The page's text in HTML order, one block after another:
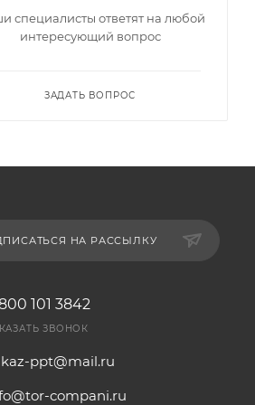
специалисты ответят на любой
интересующий вопрос
ЗАДАТЬ ВОПРОС
НА РАССЫЛКУ
101 3842
ЗВОНОК
ppt@mail.ru
compani.ru